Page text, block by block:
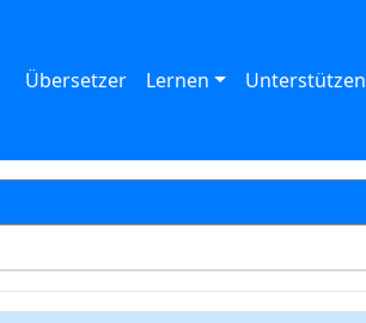
Übersetzer Lernen Unterstützen